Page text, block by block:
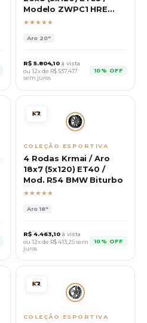
Modelo ZWPC1 HRE
P200
★★★★★
Aro 20"
R$ 5.804,10 à vista
ou 12x de R$537,417
sem juros
10% OFF
COLEÇÃO ESPORTIVA
4 Rodas Krmai / Aro
18x7 (5x120) ET40 /
Mod. R54 BMW Biturbo
★★★★★
Aro18"
R$ 4.463,10 à vista
ou 12x de R$413,25sem
juros
10% OFF
COLEÇÃO ESPORTIVA